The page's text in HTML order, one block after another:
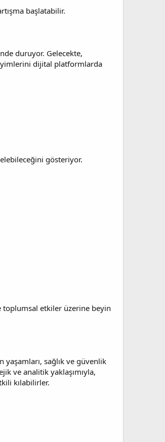
başlatabilir.
duruyor. Gelecekte,
dijital platformlarda
gösteriyor.
toplumsal etkiler üzerine beyin
yaşamları, sağlık ve güvenlik
ve analitik yaklaşımıyla,
kılabilirler.